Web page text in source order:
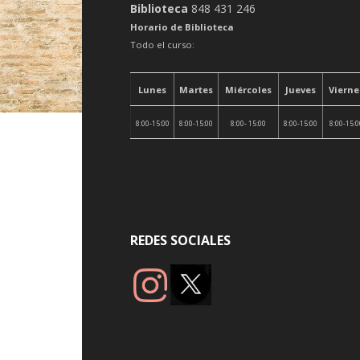
Biblioteca 848 431 246
Horario de Biblioteca
Todo el curso:
Lunes Martes Miércoles Jueves
8:00-15:00 8:00-15:00 8:00- 15:00 8:00-15:00 8:00-
REDES SOCIALES